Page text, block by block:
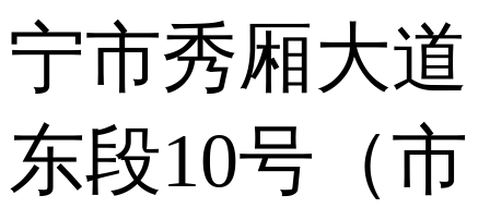
宁市秀厢大道
东段10号（市